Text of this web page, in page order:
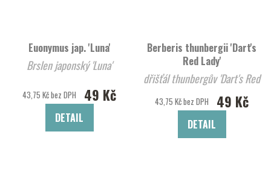
Euonymus jap. 'Luna'
Brslen japonský 'Luna'
43,75 Kč bez DPH 49 Kč
DETAIL
Berberis thunbergii 'Dart's
Red Lady'
dřišťál thunbergův 'Dart's Red
43,75 Kč bez DPH 49 Kč
DETAIL